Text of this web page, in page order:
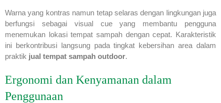
Warna yang kontras namun tetap selaras dengan lingkungan juga
berfungsi sebagai visual cue yang membantu pengguna
menemukan lokasi tempat sampah dengan cepat. Karakteristik
ini berkontribusi langsung pada tingkat kebersihan area dalam
praktik jual tempat sampah outdoor.
Ergonomi dan Kenyamanan dalam
Penggunaan